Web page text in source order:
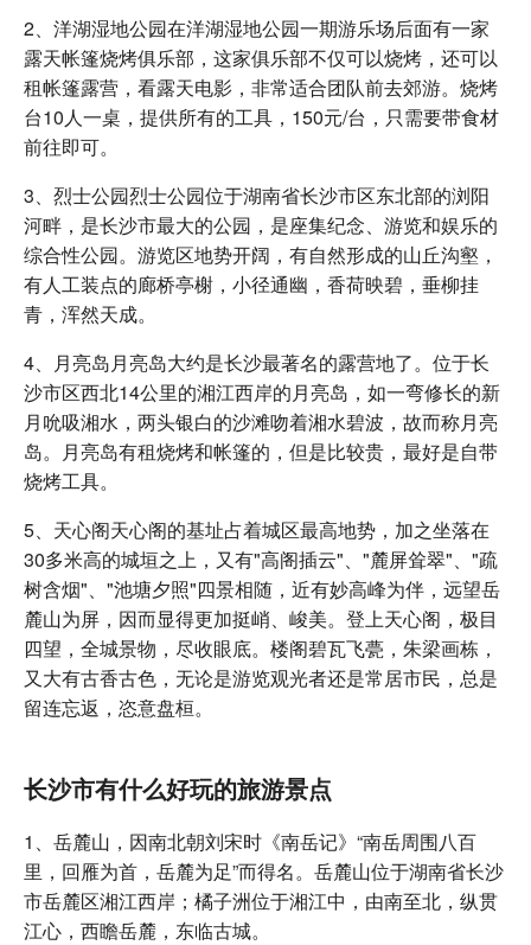
2、洋湖湿地公园在洋湖湿地公园一期游乐场后面有一家
露天帐篷烧烤俱乐部，这家俱乐部不仅可以烧烤，还可以
租帐篷露营，看露天电影，非常适合团队前去郊游。烧烤
台10人一桌，提供所有的工具，150元/台，只需要带食材
前往即可。
3、烈士公园烈士公园位于湖南省长沙市区东北部的浏阳
河畔，是长沙市最大的公园，是座集纪念、游览和娱乐的
综合性公园。游览区地势开阔，有自然形成的山丘沟壑，
有人工装点的廊桥亭榭，小径通幽，香荷映碧，垂柳挂
青，浑然天成。
4、月亮岛月亮岛大约是长沙最著名的露营地了。位于长
沙市区西北14公里的湘江西岸的月亮岛，如一弯修长的新
月吮吸湘水，两头银白的沙滩吻着湘水碧波，故而称月亮
岛。月亮岛有租烧烤和帐篷的，但是比较贵，最好是自带
烧烤工具。
5、天心阁天心阁的基址占着城区最高地势，加之坐落在
30多米高的城垣之上，又有"高阁插云"、"麓屏耸翠"、"疏
树含烟"、"池塘夕照"四景相随，近有妙高峰为伴，远望岳
麓山为屏，因而显得更加挺峭、峻美。登上天心阁，极目
四望，全城景物，尽收眼底。楼阁碧瓦飞甍，朱梁画栋，
又大有古香古色，无论是游览观光者还是常居市民，总是
留连忘返，恣意盘桓。
长沙市有什么好玩的旅游景点
1、岳麓山，因南北朝刘宋时《南岳记》“南岳周围八百
里，回雁为首，岳麓为足”而得名。岳麓山位于湖南省长沙
市岳麓区湘江西岸；橘子洲位于湘江中，由南至北，纵贯
江心，西瞻岳麓，东临古城。